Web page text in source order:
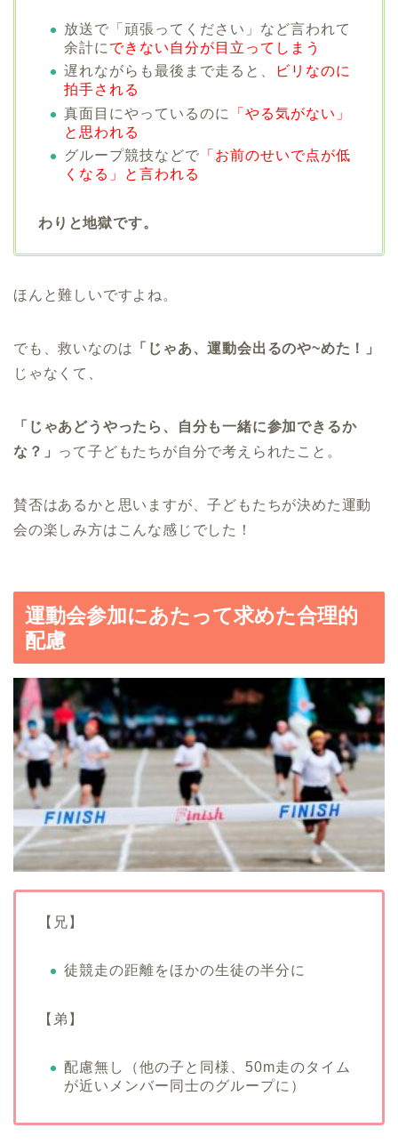
放送で「頑張ってください」など言われて
余計に できない自分が目立ってしまう
遅れながらも最後まで走ると、
ビリなのに
拍手される
真面目にやっているのに
「やる気がない」
と思われる
グループ競技などで 「お前のせいで点が低
くなる」と言われる
わりと地獄です。
ほんと難しいですよね。
でも、救いなのは 「じゃあ、運動会出るのや~めた！」
じゃなくて、
「じゃあどうやったら、自分も一緒に参加できるか
な？」 って子どもたちが自分で考えられたこと。
賛否はあるかと思いますが、子どもたちが決めた運動
会の楽しみ方はこんな感じでした！
運動会参加にあたって求めた合理的
配慮
【兄】
徒競走の距離をほかの生徒の半分に
【弟】
配慮無し（他の子と同様、50m走のタイム
が近いメンバー同士のグループに）